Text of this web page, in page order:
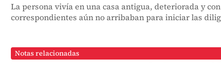
La persona vivía en una casa antigua, deteriorada y
correspondientes aún no arribaban para iniciar las
Notas relacionadas